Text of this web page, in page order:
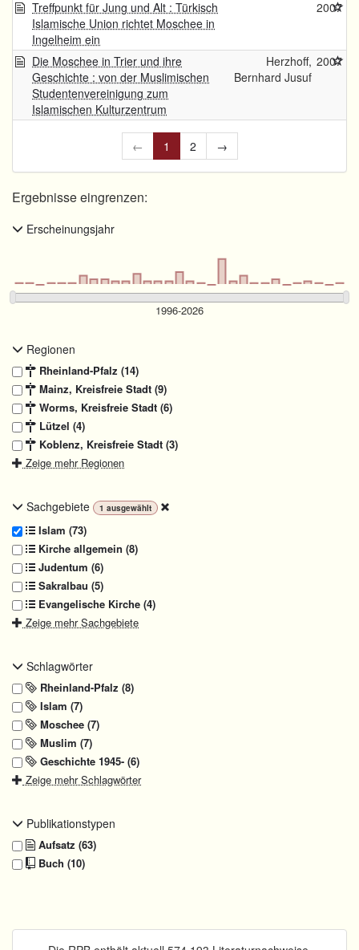
Treffpunkt für Jung und Alt : Türkisch
Islamische Union richtet Moschee in
Ingelheim ein
2007
Die Moschee in Trier und ihre
Geschichte : von der Muslimischen
Studentenvereinigung zum
Islamischen Kulturzentrum
Herzhoff,
Bernhard Jusuf
2007
← 1 2 →
Ergebnisse eingrenzen:
Erscheinungsjahr
Regionen
Rheinland-Pfalz (14)
Mainz, Kreisfreie Stadt (9)
Worms, Kreisfreie Stadt (6)
Lützel (4)
Koblenz, Kreisfreie Stadt (3)
Zeige mehr Regionen
Sachgebiete 1 ausgewählt
Islam (73)
Kirche allgemein (8)
Judentum (6)
Sakralbau (5)
Evangelische Kirche (4)
Zeige mehr Sachgebiete
Schlagwörter
Rheinland-Pfalz (8)
Islam (7)
Moschee (7)
Muslim (7)
Geschichte 1945- (6)
Zeige mehr Schlagwörter
Publikationstypen
Aufsatz (63)
Buch (10)